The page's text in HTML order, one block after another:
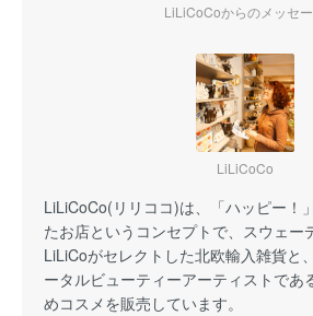
LiLiCoCoからのメッセ
LiLiCoCo
LiLiCoCo(リリココ)は、「ハッピー！
たお店というコンセプトで、スウェー
LiLiCoがセレクトした北欧輸入雑貨と
ータルビューティーアーティストであ
めコスメを販売しています。